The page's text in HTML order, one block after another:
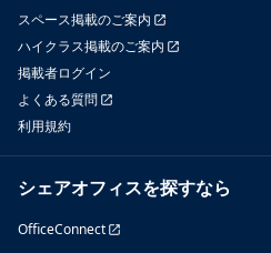
スペース掲載のご案内
ハイクラス掲載のご案内
掲載者ログイン
よくある質問
利用規約
シェアオフィスを探すなら
OfficeConnect